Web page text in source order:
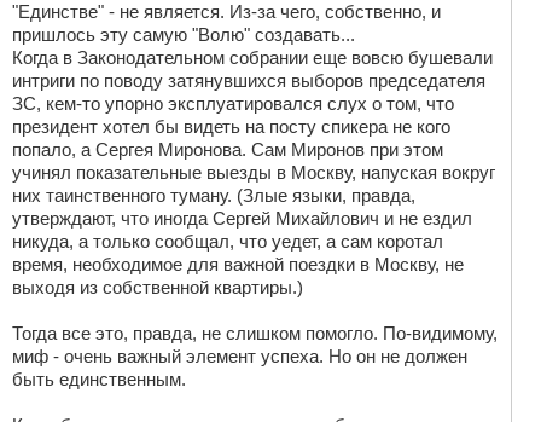
"Единстве" - не является. Из-за чего, собственно, и
пришлось эту самую "Волю" создавать...
Когда в Законодательном собрании еще вовсю бушевали
интриги по поводу затянувшихся выборов председателя
ЗС, кем-то упорно эксплуатировался слух о том, что
президент хотел бы видеть на посту спикера не кого
попало, а Сергея Миронова. Сам Миронов при этом
учинял показательные выезды в Москву, напуская вокруг
них таинственного туману. (Злые языки, правда,
утверждают, что иногда Сергей Михайлович и не ездил
никуда, а только сообщал, что уедет, а сам коротал
время, необходимое для важной поездки в Москву, не
выходя из собственной квартиры.)
Тогда все это, правда, не слишком помогло. По-видимому,
миф - очень важный элемент успеха. Но он не должен
быть единственным.